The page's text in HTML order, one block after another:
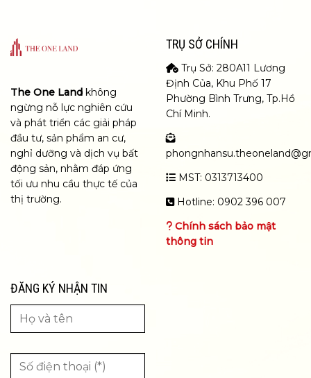
The One Land không
ngừng nỗ lực nghiên cứu
và phát triển các giải pháp
đầu tư, sản phẩm an cư,
nghỉ dưỡng và dịch vụ bất
động sản, nhằm đáp ứng
tối ưu nhu cầu thực tế của
thị trường.
TRỤ SỞ CHÍNH
Trụ Sở: 280A11 Lương
Định Của, Khu Phố 17
Phường Bình Trưng, Tp.Hồ
Chí Minh.
MST: 0313713400
Hotline: 0902 396 007
Chính sách bảo mật
thông tin
ĐĂNG KÝ NHẬN TIN